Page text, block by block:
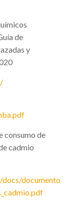
de
y
consumo de
cadmio
docs/documento